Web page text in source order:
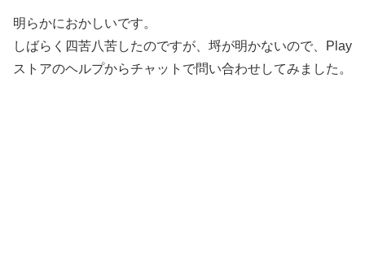
明らかにおかしいです。
しばらく四苦八苦したのですが、埒が明かないので、Play
ストアのヘルプからチャットで問い合わせしてみました。